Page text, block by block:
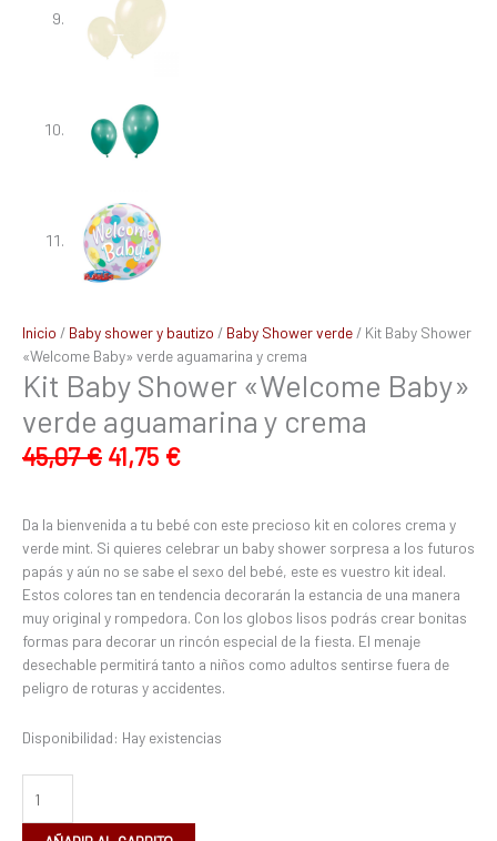
Inicio / Baby shower y bautizo / Baby Shower verde / Kit Baby Shower
«Welcome Baby» verde aguamarina y crema
Kit Baby Shower «Welcome Baby»
verde aguamarina y crema
45,07€ 41,75 €
Da la bienvenida a tu bebé con este precioso kit en colores crema y
verde mint. Si quieres celebrar un baby shower sorpresa a los futuros
papás y aún no se sabe el sexo del bebé, este es vuestro kit ideal.
Estos colores tan en tendencia decorarán la estancia de una manera
muy original y rompedora. Con los globos lisos podrás crear bonitas
formas para decorar un rincón especial de la fiesta. El menaje
desechable permitirá tanto a niños como adultos sentirse fuera de
peligro de roturas y accidentes.
Disponibilidad: Hay existencias